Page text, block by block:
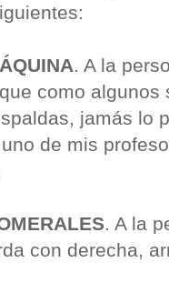
. A la
como algunos
jamás lo
de mis
. A la
con derecha,